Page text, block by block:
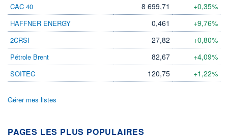
CAC 40
8 699,71 +0,35%
HAFFNER ENERGY 0,461 +9,76%
2CRSI 27,82 +0,80%
Pétrole Brent 82,67 +4,09%
SOITEC 120,75 +1,22%
Gérer mes listes
PAGES LES PLUS POPULAIRES